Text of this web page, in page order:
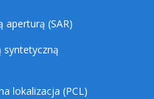
aperturą (SAR)
lokalizacja (PCL)